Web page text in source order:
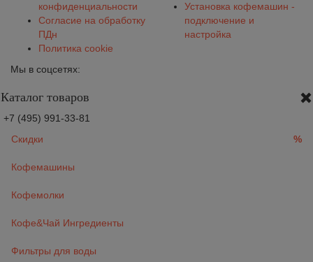
конфиденциальности
Согласие на обработку
ПДн
Политика cookie
Установка кофемашин -
подключение и
настройка
Мы в соцсетях:
Каталог товаров
+7 (495) 991-33-81
Скидки
%
Кофемашины
Кофемолки
Кофе&Чай Ингредиенты
Фильтры для воды